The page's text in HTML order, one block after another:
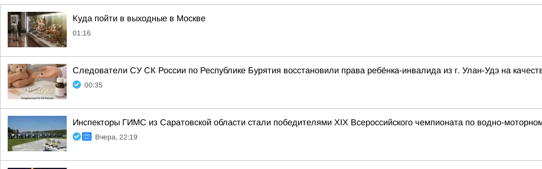
Куда пойти в выходные в Москве
01:16
Следователи СУ СК России по Республике Бурятия восстановили права ребёнка-инвалида из г. Улан-Удэ на
00:35
Инспекторы ГИМС из Саратовской области стали победителями XIX Всероссийского чемпионата по водно-
Вчера, 22:19